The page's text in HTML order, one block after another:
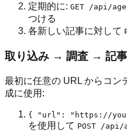
定期的に: GET /api/
つける
各新しい記事に対して
取り込み → 調査 → 記事
最初に任意の URL からコン
成に使用:
{ "url": "https://
を使用して POST /